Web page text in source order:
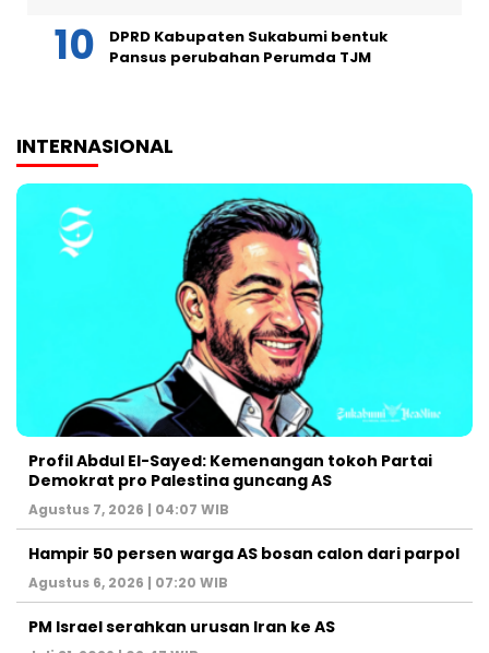
DPRD Kabupaten Sukabumi bentuk
Pansus perubahan Perumda TJM
INTERNASIONAL
Profil Abdul El-Sayed: Kemenangan tokoh Partai
Demokrat pro Palestina guncang AS
Agustus 7, 2026 | 04:07 WIB
Hampir 50 persen warga AS bosan calon dari parpol
Agustus 6, 2026 | 07:20 WIB
PM Israel serahkan urusan Iran ke AS